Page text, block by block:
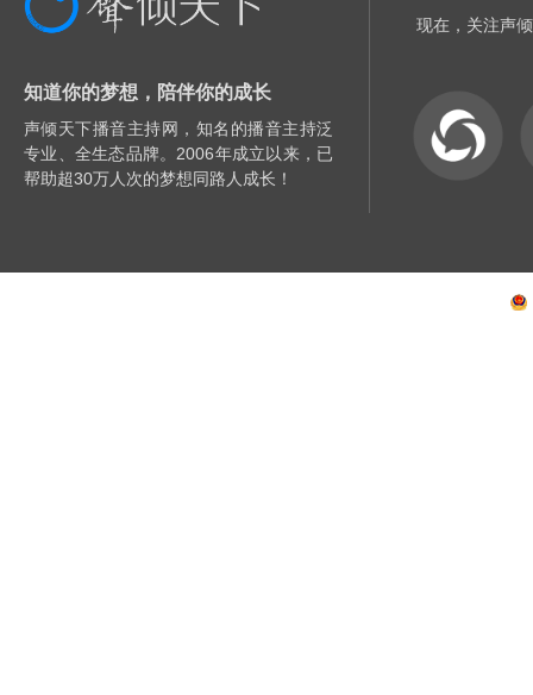
知道你的梦想，陪伴你的成长
声倾天下播音主持网，知名的播音主持泛
专业、全生态品牌。2006年成立以来，已
帮助超30万人次的梦想同路人成长！
现在，关注声